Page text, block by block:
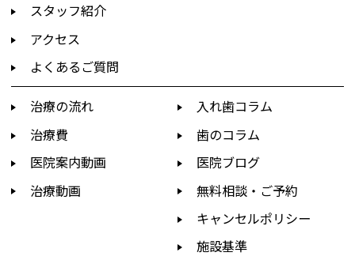
スタッフ紹介
アクセス
よくあるご質問
治療の流れ
治療費
医院案内動画
治療動画
入れ歯コラム
歯のコラム
医院ブログ
無料相談・ご予約
キャンセルポリシー
施設基準